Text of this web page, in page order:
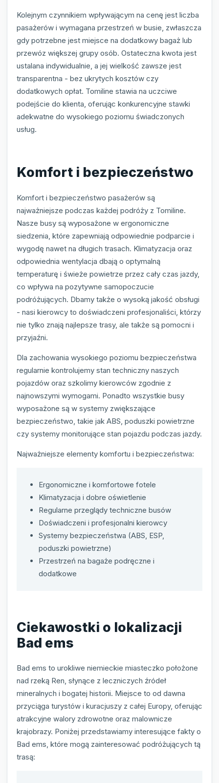
Kolejnym czynnikiem wpływającym na cenę jest liczba
pasażerów i wymagana przestrzeń w busie, zwłaszcza
gdy potrzebne jest miejsce na dodatkowy bagaż lub
przewóz większej grupy osób. Ostateczna kwota jest
ustalana indywidualnie, a jej wielkość zawsze jest
transparentna - bez ukrytych kosztów czy
dodatkowych opłat. Tomiline stawia na uczciwe
podejście do klienta, oferując konkurencyjne stawki
adekwatne do wysokiego poziomu świadczonych
usług.
Komfort i bezpieczeństwo
Komfort i bezpieczeństwo pasażerów są
najważniejsze podczas każdej podróży z Tomiline.
Nasze busy są wyposażone w ergonomiczne
siedzenia, które zapewniają odpowiednie podparcie i
wygodę nawet na długich trasach. Klimatyzacja oraz
odpowiednia wentylacja dbają o optymalną
temperaturę i świeże powietrze przez cały czas jazdy,
co wpływa na pozytywne samopoczucie
podróżujących. Dbamy także o wysoką jakość obsługi
- nasi kierowcy to doświadczeni profesjonaliści, którzy
nie tylko znają najlepsze trasy, ale także są pomocni i
przyjaźni.
Dla zachowania wysokiego poziomu bezpieczeństwa
regularnie kontrolujemy stan techniczny naszych
pojazdów oraz szkolimy kierowców zgodnie z
najnowszymi wymogami. Ponadto wszystkie busy
wyposażone są w systemy zwiększające
bezpieczeństwo, takie jak ABS, poduszki powietrzne
czy systemy monitorujące stan pojazdu podczas jazdy.
Najważniejsze elementy komfortu i bezpieczeństwa:
Ergonomiczne i komfortowe fotele
Klimatyzacja i dobre oświetlenie
Regularne przeglądy techniczne busów
Doświadczeni i profesjonalni kierowcy
Systemy bezpieczeństwa (ABS, ESP,
poduszki powietrzne)
Przestrzeń na bagaże podręczne i
dodatkowe
Ciekawostki o lokalizacji
Bad ems
Bad ems to urokliwe niemieckie miasteczko położone
nad rzeką Ren, słynące z leczniczych źródeł
mineralnych i bogatej historii. Miejsce to od dawna
przyciąga turystów i kuracjuszy z całej Europy, oferując
atrakcyjne walory zdrowotne oraz malownicze
krajobrazy. Poniżej przedstawiamy interesujące fakty o
Bad ems, które mogą zainteresować podróżujących tą
trasą: